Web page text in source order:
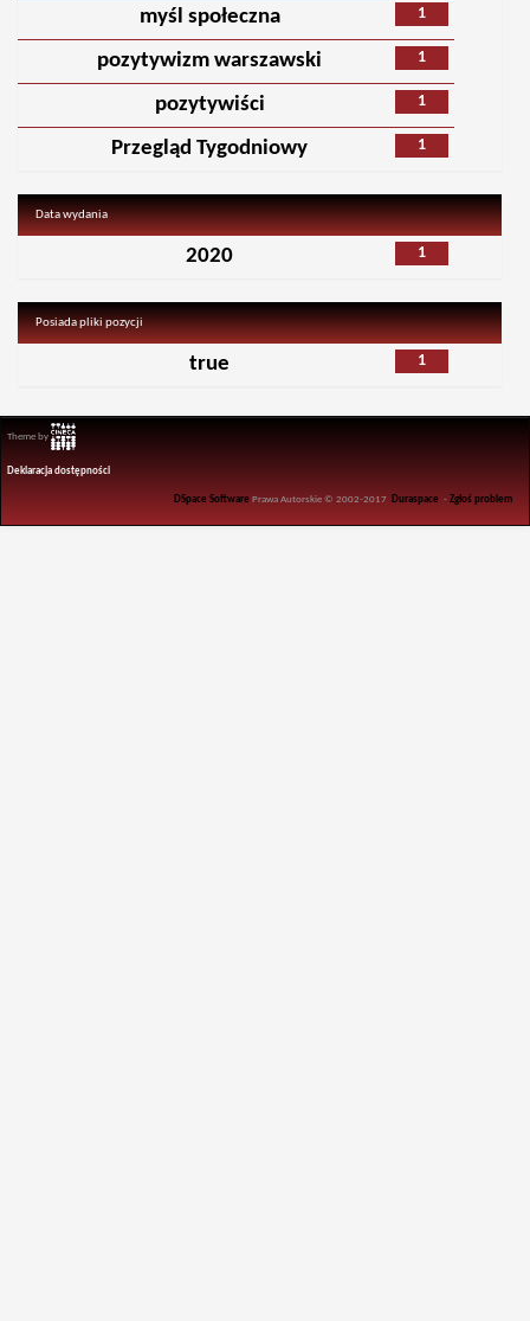
1
myśl społeczna
1
pozytywizm warszawski
1
pozytywiści
1
Przegląd Tygodniowy
Data wydania
1
2020
Posiada pliki pozycji
1
true
Theme by
Deklaracja dostępności
DSpace Software Prawa Autorskie © 2002-2017 Duraspace -Zgłoś problem